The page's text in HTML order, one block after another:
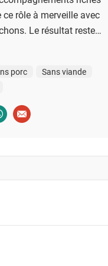
rôle à merveille avec
Le résultat reste
végétale des
porc
Sans viande
pinterest
sur whatsapp
Envoyer à un ami